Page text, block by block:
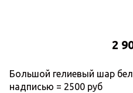
2
Большой гелиевый шар
надписью = 2500 руб